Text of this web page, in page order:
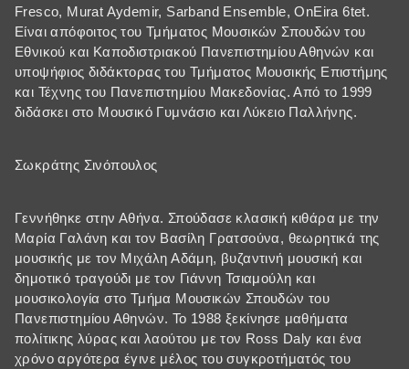
Fresco, Murat Aydemir, Sarband Ensemble, OnEira 6tet.
Είναι απόφοιτος του Τμήματος Μουσικών Σπουδών του
Εθνικού και Καποδιστριακού Πανεπιστημίου Αθηνών και
υποψήφιος διδάκτορας του Τμήματος Μουσικής Επιστήμης
και Τέχνης του Πανεπιστημίου Μακεδονίας. Από το 1999
διδάσκει στο Μουσικό Γυμνάσιο και Λύκειο Παλλήνης.
Σωκράτης Σινόπουλος
Γεννήθηκε στην Αθήνα. Σπούδασε κλασική κιθάρα με την
Μαρία Γαλάνη και τον Βασίλη Γρατσούνα, θεωρητικά της
μουσικής με τον Μιχάλη Αδάμη, βυζαντινή μουσική και
δημοτικό τραγούδι με τον Γιάννη Τσιαμούλη και
μουσικολογία στο Τμήμα Μουσικών Σπουδών του
Πανεπιστημίου Αθηνών. Το 1988 ξεκίνησε μαθήματα
πολίτικης λύρας και λαούτου με τον Ross Daly και ένα
χρόνο αργότερα έγινε μέλος του συγκροτήματός του